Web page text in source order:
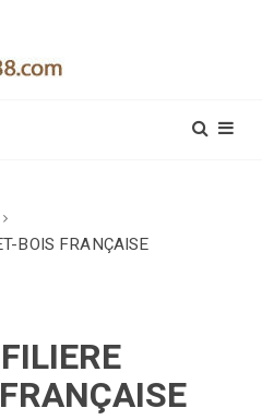
BOIS FRANÇAISE